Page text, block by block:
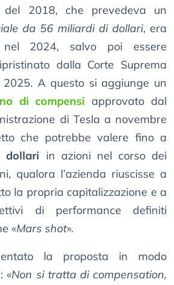
2018, che prevedeva un
da 56 miliardi di dollari, era
nel 2024, salvo poi essere
dalla Corte Suprema
A questo si aggiunge un
di compensi approvato dal
di Tesla a novembre
che potrebbe valere fino a
dollari in azioni nel corso dei
qualora l’azienda riuscisse a
la propria capitalizzazione e a
di performance definiti
«Mars shot».
la proposta in modo
«Non si tratta di compensation,